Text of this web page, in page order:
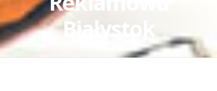
Białystok